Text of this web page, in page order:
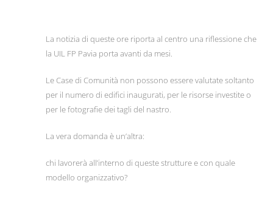
La notizia di queste ore riporta al centro una riflessione che
la UIL FP Pavia porta avanti da mesi.
Le Case di Comunità non possono essere valutate soltanto
per il numero di edifici inaugurati, per le risorse investite o
per le fotografie dei tagli del nastro.
La vera domanda è un’altra:
chi lavorerà all’interno di queste strutture e con quale
modello organizzativo?